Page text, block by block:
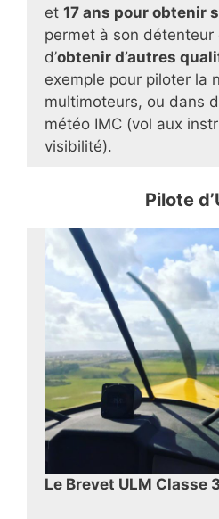
et 17 ans pour obtenir
permet à son détenteur
d’obtenir d’autres
exemple pour piloter la
multimoteurs, ou dans
météo IMC (vol aux
visibilité).
Pilote
Le Brevet ULM Classe